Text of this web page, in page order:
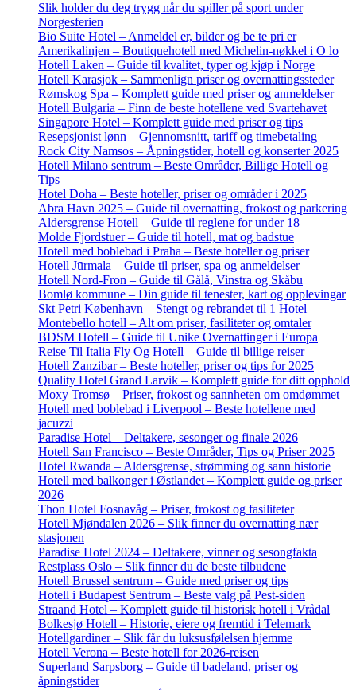
Slik holder du deg trygg når du spiller på sport under
Norgesferien
Bio Suite Hotel – Anmeldel er, bilder og be te pri er
Amerikalinjen – Boutiquehotell med Michelin-nøkkel i O lo
Hotell Laken – Guide til kvalitet, typer og kjøp i Norge
Hotell Karasjok – Sammenlign priser og overnattingssteder
Rømskog Spa – Komplett guide med priser og anmeldelser
Hotell Bulgaria – Finn de beste hotellene ved Svartehavet
Singapore Hotel – Komplett guide med priser og tips
Resepsjonist lønn – Gjennomsnitt, tariff og timebetaling
Rock City Namsos – Åpningstider, hotell og konserter 2025
Hotell Milano sentrum – Beste Områder, Billige Hotell og
Tips
Hotel Doha – Beste hoteller, priser og områder i 2025
Abra Havn 2025 – Guide til overnatting, frokost og parkering
Aldersgrense Hotell – Guide til reglene for under 18
Molde Fjordstuer – Guide til hotell, mat og badstue
Hotell med boblebad i Praha – Beste hoteller og priser
Hotell Jūrmala – Guide til priser, spa og anmeldelser
Hotell Nord-Fron – Guide til Gålå, Vinstra og Skåbu
Bomlø kommune – Din guide til tenester, kart og opplevingar
Skt Petri København – Stengt og rebrandet til 1 Hotel
Montebello hotell – Alt om priser, fasiliteter og omtaler
BDSM Hotell – Guide til Unike Overnattinger i Europa
Reise Til Italia Fly Og Hotell – Guide til billige reiser
Hotell Zanzibar – Beste hoteller, priser og tips for 2025
Quality Hotel Grand Larvik – Komplett guide for ditt opphold
Moxy Tromsø – Priser, frokost og sannheten om omdømmet
Hotell med boblebad i Liverpool – Beste hotellene med
jacuzzi
Paradise Hotel – Deltakere, sesonger og finale 2026
Hotell San Francisco – Beste Områder, Tips og Priser 2025
Hotel Rwanda – Aldersgrense, strømming og sann historie
Hotell med balkonger i Østlandet – Komplett guide og priser
2026
Thon Hotel Fosnavåg – Priser, frokost og fasiliteter
Hotell Mjøndalen 2026 – Slik finner du overnatting nær
stasjonen
Paradise Hotel 2024 – Deltakere, vinner og sesongfakta
Restplass Oslo – Slik finner du de beste tilbudene
Hotell Brussel sentrum – Guide med priser og tips
Hotell i Budapest Sentrum – Beste valg på Pest-siden
Straand Hotel – Komplett guide til historisk hotell i Vrådal
Bolkesjø Hotell – Historie, eiere og fremtid i Telemark
Hotellgardiner – Slik får du luksusfølelsen hjemme
Hotell Verona – Beste hotell for 2026-reisen
Superland Sarpsborg – Guide til badeland, priser og
åpningstider